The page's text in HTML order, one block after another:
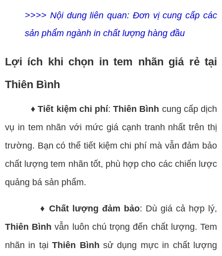
>>>> Nội dung liên quan: Đơn vị cung cấp các
sản phẩm ngành in chất lượng hàng đầu
Lợi ích khi chọn in tem nhãn giá rẻ tại
Thiên Bình
♦ Tiết kiệm chi phí:Thiên Bình cung cấp dịch
vụ in tem nhãn với mức giá cạnh tranh nhất trên thị
trường. Bạn có thể tiết kiệm chi phí mà vẫn đảm bảo
chất lượng tem nhãn tốt, phù hợp cho các chiến lược
quảng bá sản phẩm.
♦ Chất lượng đảm bảo: Dù giá cả hợp lý,
Thiên Bình vẫn luôn chú trọng đến chất lượng. Tem
nhãn in tạiThiên Bình sử dụng mực in chất lượng